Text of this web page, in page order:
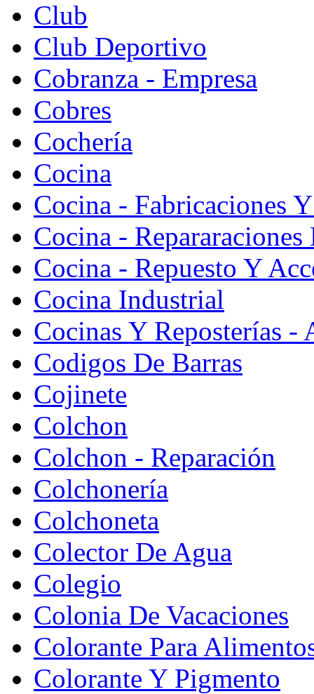
Club
Club Deportivo
Cobranza - Empresa
Cobres
Cochería
Cocina
Cocina - Fabricaciones
Cocina - Repararaciones
Cocina - Repuesto Y
Cocina Industrial
Cocinas Y Reposterías -
Codigos De Barras
Cojinete
Colchon
Colchon - Reparación
Colchonería
Colchoneta
Colector De Agua
Colegio
Colonia De Vacaciones
Colorante Para
Colorante Y Pigmento